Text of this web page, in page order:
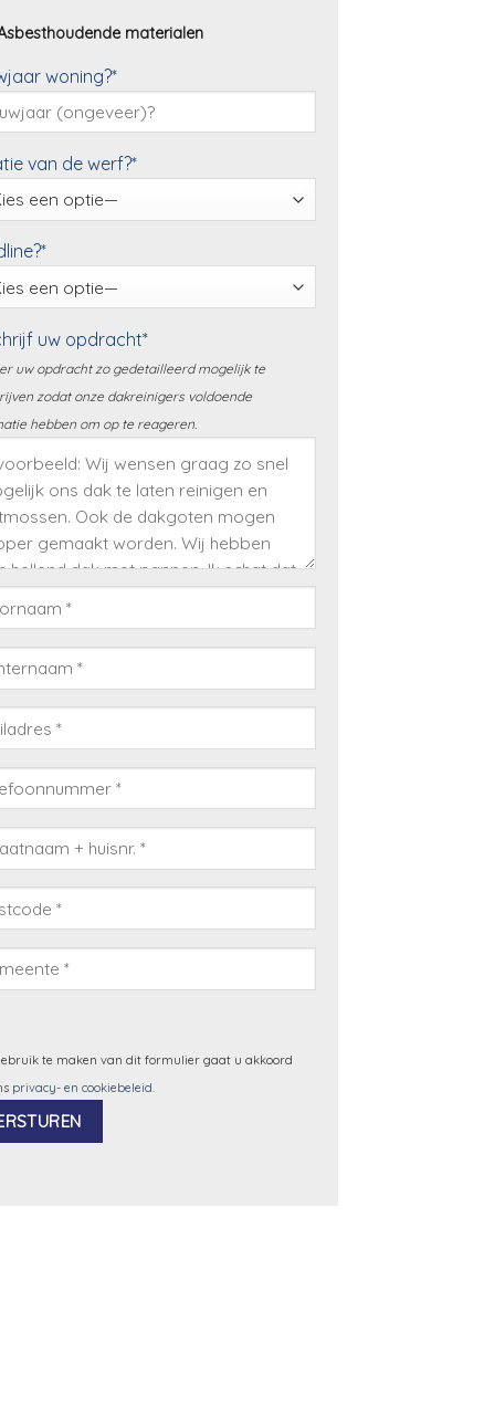
materialen
woning?*
van de werf?*
uw opdracht*
uw opdracht zo gedetailleerd mogelijk te
zodat onze dakreinigers voldoende
hebben om op te reageren.
te maken van dit formulier gaat u akkoord
privacy- en cookiebeleid.